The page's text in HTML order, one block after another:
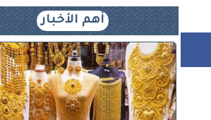
أهم الأخبار